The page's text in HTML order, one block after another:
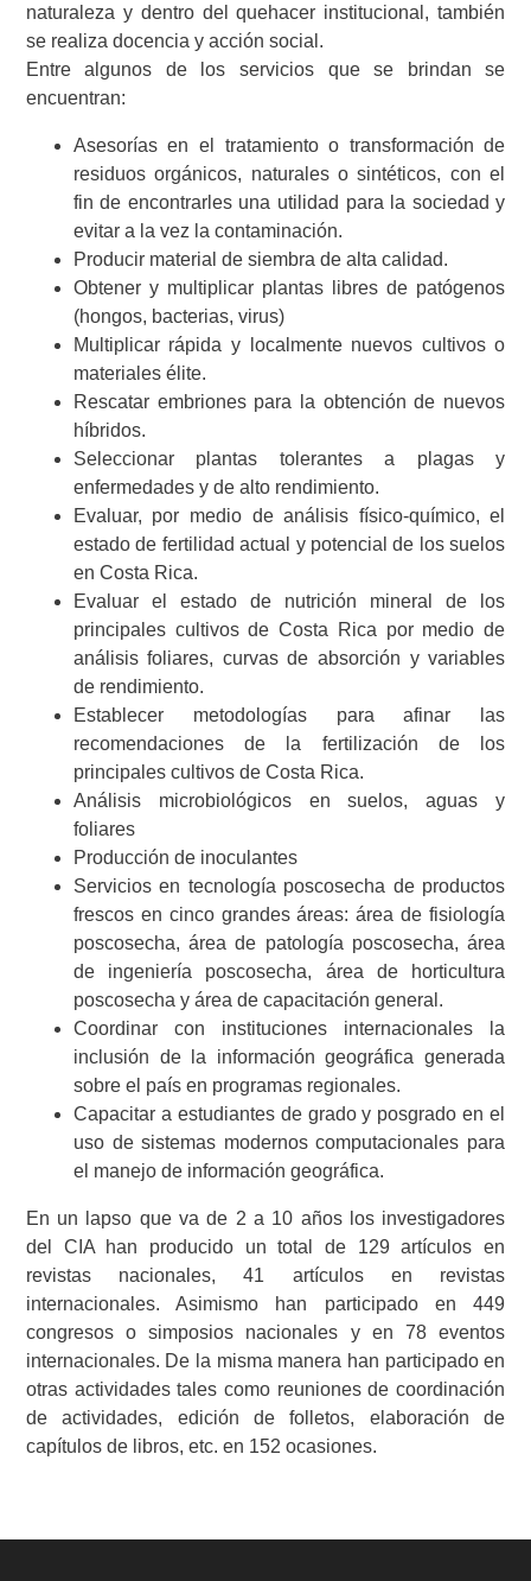
naturaleza y dentro del quehacer institucional, también
se realiza docencia y acción social.
Entre algunos de los servicios que se brindan se
encuentran:
Asesorías en el tratamiento o transformación de
residuos orgánicos, naturales o sintéticos, con el
fin de encontrarles una utilidad para la sociedad y
evitar a la vez la contaminación.
Producir material de siembra de alta calidad.
Obtener y multiplicar plantas libres de patógenos
(hongos, bacterias, virus)
Multiplicar rápida y localmente nuevos cultivos o
materiales élite.
Rescatar embriones para la obtención de nuevos
híbridos.
Seleccionar plantas tolerantes a plagas y
enfermedades y de alto rendimiento.
Evaluar, por medio de análisis físico-químico, el
estado de fertilidad actual y potencial de los suelos
en Costa Rica.
Evaluar el estado de nutrición mineral de los
principales cultivos de Costa Rica por medio de
análisis foliares, curvas de absorción y variables
de rendimiento.
Establecer metodologías para afinar las
recomendaciones de la fertilización de los
principales cultivos de Costa Rica.
Análisis microbiológicos en suelos, aguas y
foliares
Producción de inoculantes
Servicios en tecnología poscosecha de productos
frescos en cinco grandes áreas: área de fisiología
poscosecha, área de patología poscosecha, área
de ingeniería poscosecha, área de horticultura
poscosecha y área de capacitación general.
Coordinar con instituciones internacionales la
inclusión de la información geográfica generada
sobre el país en programas regionales.
Capacitar a estudiantes de grado y posgrado en el
uso de sistemas modernos computacionales para
el manejo de información geográfica.
En un lapso que va de 2 a 10 años los investigadores
del CIA han producido un total de 129 artículos en
revistas nacionales, 41 artículos en revistas
internacionales. Asimismo han participado en 449
congresos o simposios nacionales y en 78 eventos
internacionales. De la misma manera han participado en
otras actividades tales como reuniones de coordinación
de actividades, edición de folletos, elaboración de
capítulos de libros, etc. en 152 ocasiones.